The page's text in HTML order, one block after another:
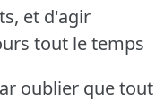
et d'agir
tout le temps
oublier que tout